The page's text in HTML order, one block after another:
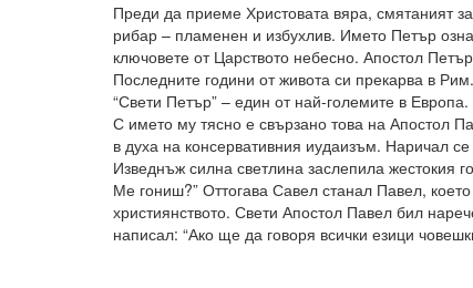
Преди да приеме Христовата вяра, смятаният
рибар – пламенен и избухлив. Името Петър
ключовете от Царството небесно. Апостол
Последните години от живота си прекарва в
“Свети Петър” – един от най-големите в Европа.
С името му тясно е свързано това на Апостол
в духа на консервативния иудаизъм. Наричал
Изведнъж силна светлина заслепила жестокия
Ме гониш?” Оттогава Савел станал Павел,
християнството. Свети Апостол Павел бил
написал: “Ако ще да говоря всички езици